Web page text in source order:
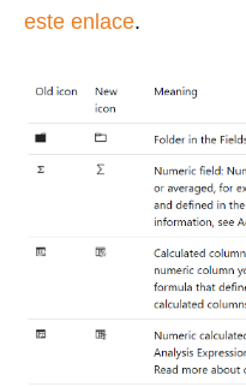
este enlace.